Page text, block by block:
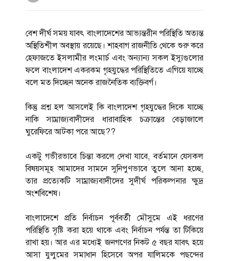
বেশ দীর্ঘ সময় যাবৎ বাংলাদেশের আভ্যন্তরীন পরিস্থিতি অত্যন্ত
অস্থিতিশীল অবস্থায় রয়েছে। শাহবাগ রাজনীতি থেকে শুরু করে
হেফাজতে ইসলামীর লংমার্চ এবং অন্যান্য সকল ইস্যুগুলোর
ফলে বাংলাদেশ একরকম গৃহযুদ্ধের পরিস্থিতিতে এগিয়ে যাচ্ছে
বলে মত দিচ্ছেন অনেক রাজনৈতিক ব্যক্তিবর্গ।
কিন্তু প্রশ্ন হল আসলেই কি বাংলাদেশ গৃহযুদ্ধের দিকে যাচ্ছে
নাকি সাম্রাজ্যবাদীদের ধারাবাহিক চক্রান্তের বেড়াজালে
ঘুরেফিরে আটকা পরে আছে??
একটু গভীরভাবে চিন্তা করলে দেখা যাবে, বর্তমানে যেসকল
বিষয়সমূহ আমাদের সামনে সুনিপুণভাবে তুলে আনা হচ্ছে,
তার প্রত্যেকটি সাম্রাজ্যবাদীদের সুদীর্ঘ পরিকল্পনার ক্ষুদ্র
অংশবিশেষ।
বাংলাদেশে প্রতি নির্বাচন পূর্ববর্তী মৌসুমে এই ধরণের
পরিস্থিতি সৃষ্টি করা হয়ে থাকে এবং নির্বাচন পর্যন্ত তা টিকিয়ে
রাখা হয়। আর এর মধ্যেই জনগণের নিকট ৫ বছর যাবৎ হয়ে
আসা যুলুমের সমাধান হিসেবে অপর যালিমকে পছন্দের